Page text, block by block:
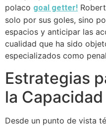
polaco goal getter!
solo por sus goles, sino
espacios y anticipar las
cualidad que ha sido
especializados como
Estrategias
la
Desde un punto de vista